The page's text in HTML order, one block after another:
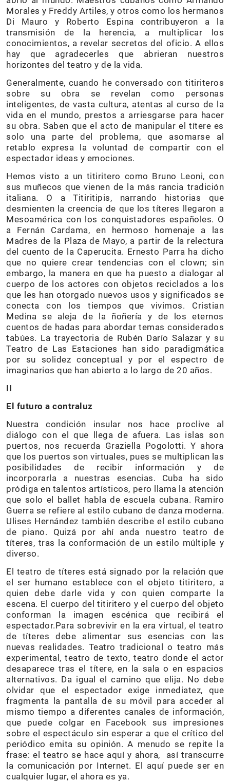
Morales y Freddy Artiles, y otros como los hermanos
Di Mauro y Roberto Espina contribuyeron a la
transmisión de la herencia, a multiplicar los
conocimientos, a revelar secretos del oficio. A ellos
hay que agradecerles que abrieran nuestros
horizontes del teatro y de la vida.
Generalmente, cuando he conversado con titiriteros
sobre su obra se revelan como personas
inteligentes, de vasta cultura, atentas al curso de la
vida en el mundo, prestos a arriesgarse para hacer
su obra. Saben que el acto de manipular el títere es
solo una parte del problema, que asomarse al
retablo expresa la voluntad de compartir con el
espectador ideas y emociones.
Hemos visto a un titiritero como Bruno Leoni, con
sus muñecos que vienen de la más rancia tradición
italiana. O a Titiritipis, narrando historias que
desmienten la creencia de que los títeres llegaron a
Mesoamérica con los conquistadores españoles. O
a Fernán Cardama, en hermoso homenaje a las
Madres de la Plaza de Mayo, a partir de la relectura
del cuento de la Caperucita. Ernesto Parra ha dicho
que no quiere crear tendencias con el clown; sin
embargo, la manera en que ha puesto a dialogar al
cuerpo de los actores con objetos reciclados a los
que les han otorgado nuevos usos y significados se
conecta con los tiempos que vivimos. Cristian
Medina se aleja de la ñoñería y de los eternos
cuentos de hadas para abordar temas considerados
tabúes. La trayectoria de Rubén Darío Salazar y su
Teatro de Las Estaciones han sido paradigmática
por su solidez conceptual y por el espectro de
imaginarios que han abierto a lo largo de 20 años.
II
El futuro a contraluz
Nuestra condición insular nos hace proclive al
diálogo con el que llega de afuera. Las islas son
puertos, nos recuerda Graziella Pogolotti. Y ahora
que los puertos son virtuales, pues se multiplican las
posibilidades de recibir información y de
incorporarla a nuestras esencias. Cuba ha sido
pródiga en talentos artísticos, pero llama la atención
que solo el ballet habla de escuela cubana. Ramiro
Guerra se refiere al estilo cubano de danza moderna.
Ulises Hernández también describe el estilo cubano
de piano. Quizá por ahí anda nuestro teatro de
títeres, tras la conformación de un estilo múltiple y
diverso.
El teatro de títeres está signado por la relación que
el ser humano establece con el objeto titiritero, a
quien debe darle vida y con quien comparte la
escena. El cuerpo del titiritero y el cuerpo del objeto
conforman la imagen escénica que recibirá el
espectador.Para sobrevivir en la era virtual, el teatro
de títeres debe alimentar sus esencias con las
nuevas realidades. Teatro tradicional o teatro más
experimental, teatro de texto, teatro donde el actor
desaparece tras el títere, en la sala o en espacios
alternativos. Da igual el camino que elija. No debe
olvidar que el espectador exige inmediatez, que
fragmenta la pantalla de su móvil para acceder al
mismo tiempo a diferentes canales de información,
que puede colgar en Facebook sus impresiones
sobre el espectáculo sin esperar a que el crítico del
periódico emita su opinión. A menudo se repite la
frase: el teatro se hace aquí y ahora, así transcurre
la comunicación por Internet. El aquí puede ser en
cualquier lugar, el ahora es ya.